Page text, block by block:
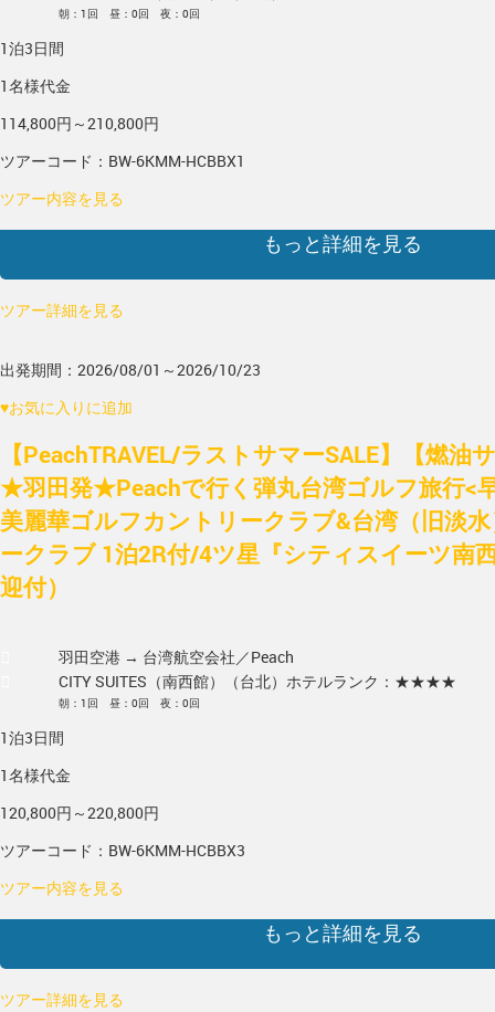
朝：1回 昼：0回 夜：0回
1泊3日間
1名様代金
114,800円～210,800円
ツアーコード：BW-6KMM-HCBBX1
ツアー内容を見る
もっと詳細を見る
ツアー詳細を見る
出発期間：2026/08/01～2026/10/23
♥お気に入りに追加
【PeachTRAVEL/ラストサマーSALE】【燃油
★羽田発★Peachで行く弾丸台湾ゴルフ旅行<
美麗華ゴルフカントリークラブ&台湾（旧淡
ークラブ 1泊2R付/4ツ星『シティスイーツ南
迎付）
羽田空港 → 台湾航空会社／Peach
CITY SUITES（南西館）（台北） ホテルランク：★★★★
朝：1回 昼：0回 夜：0回
1泊3日間
1名様代金
120,800円～220,800円
ツアーコード：BW-6KMM-HCBBX3
ツアー内容を見る
もっと詳細を見る
ツアー詳細を見る